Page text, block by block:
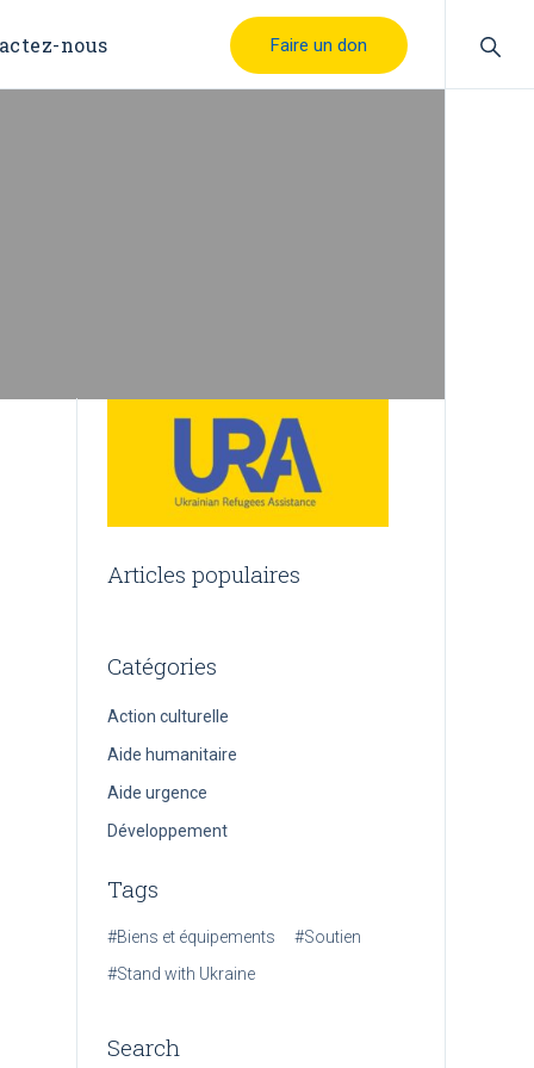
nous Faire un don
Articles populaires
Catégories
Action culturelle
Aide humanitaire
Aide urgence
Développement
Tags
#Biens et équipements
#Soutien
#Stand with Ukraine
Search